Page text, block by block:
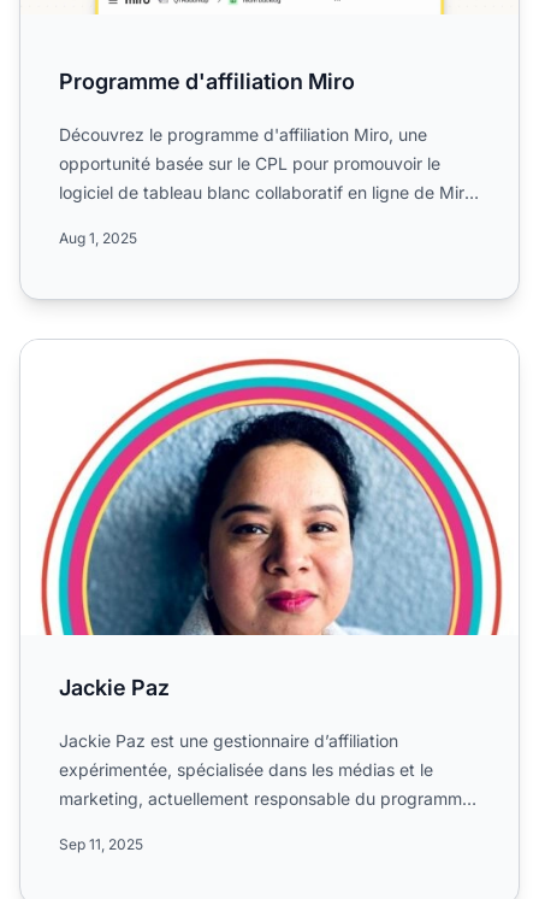
Programme d'affiliation Miro
Découvrez le programme d'affiliation Miro, une
opportunité basée sur le CPL pour promouvoir le
logiciel de tableau blanc collaboratif en ligne de Miro.
Aug 1, 2025
Jackie Paz
Jackie Paz
Jackie Paz est une gestionnaire d’affiliation
expérimentée, spécialisée dans les médias et le
marketing, actuellement responsable du programme
Sep 11, 2025